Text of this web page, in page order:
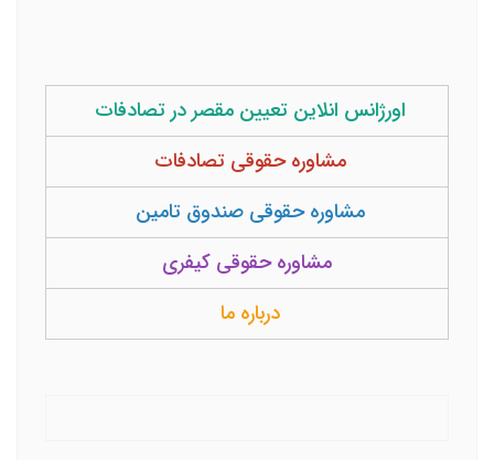
اورژانس انلاین تعیین مقصر در تصادفات
مشاوره حقوقی تصادفات
مشاوره حقوقی صندوق تامین
مشاوره حقوقی کیفری
درباره ما